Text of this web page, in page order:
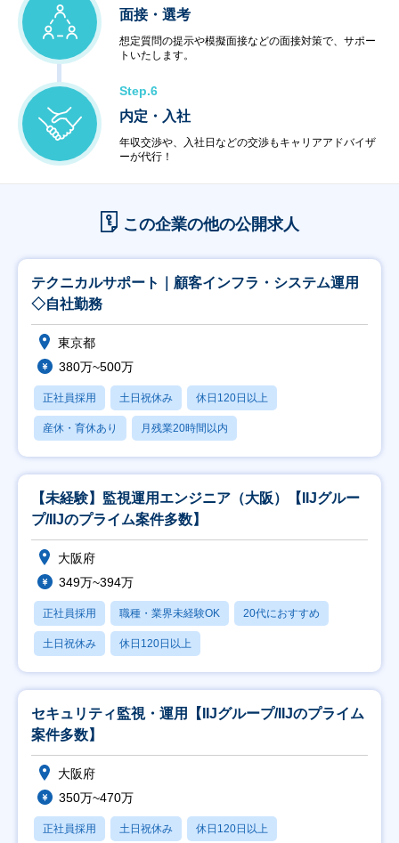
面接・選考
想定質問の提示や模擬面接などの面接対策で、サポー
トいたします。
Step.6
内定・入社
年収交渉や、入社日などの交渉もキャリアアドバイザ
ーが代行！
この企業の他の公開求人
テクニカルサポート｜顧客インフラ・システム運用
◇自社勤務
東京都
380万~500万
正社員採用 土日祝休み 休日120日以上
産休・育休あり 月残業20時間以内
【未経験】監視運用エンジニア（大阪）【IIJグルー
プ/IIJのプライム案件多数】
大阪府
349万~394万
正社員採用 職種・業界未経験OK 20代におすすめ
土日祝休み 休日120日以上
セキュリティ監視・運用【IIJグループ/IIJのプライム
案件多数】
大阪府
350万~470万
正社員採用 土日祝休み 休日120日以上